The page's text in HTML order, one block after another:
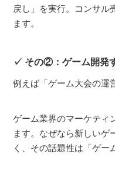
戻し」を実行。コンサル
ます。
その②：ゲーム開発
例えば「ゲーム大会の運
ゲーム業界のマーケティ
ます。なぜなら新しいゲ
く、その話題性は「ゲー